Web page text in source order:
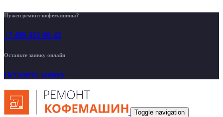
Нужен ремонт кофемашины?
+7 499 455-00-42
Оставьте заявку онлайн
Оставить заявку
Toggle navigation